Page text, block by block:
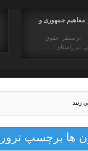
مفاهیم جمهوری و
از منظر حقوق
در راستای : …
زنند
ها برچسپ